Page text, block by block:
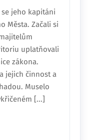
se jeho kapitáni
Města. Začali si
uplatňovali
zákona.
jejich činnost a
Muselo
[...]